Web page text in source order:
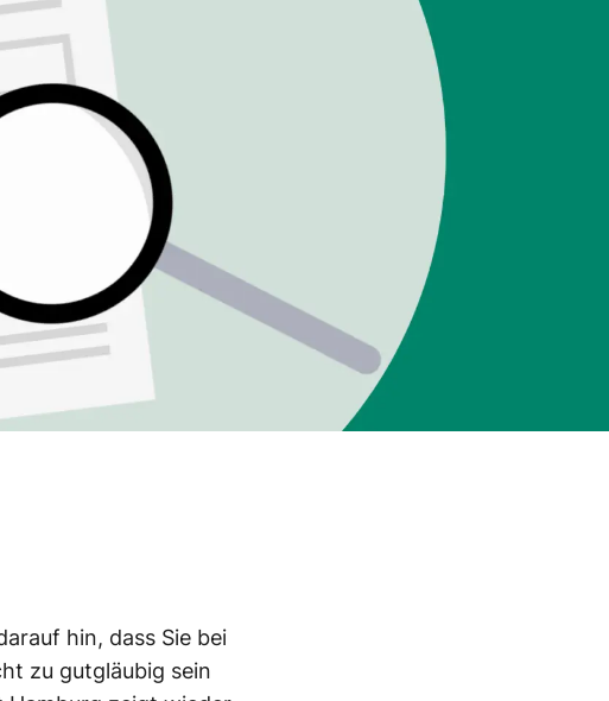
hin, dass Sie bei
zu gutgläubig sein